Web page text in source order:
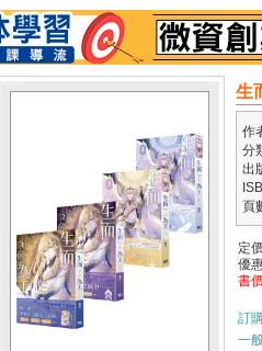
生
作
分
出
頁
定
優
書
訂
一